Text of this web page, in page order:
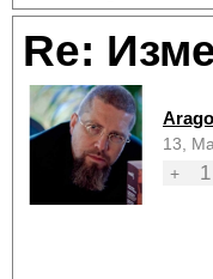
Re:
13,
+
1